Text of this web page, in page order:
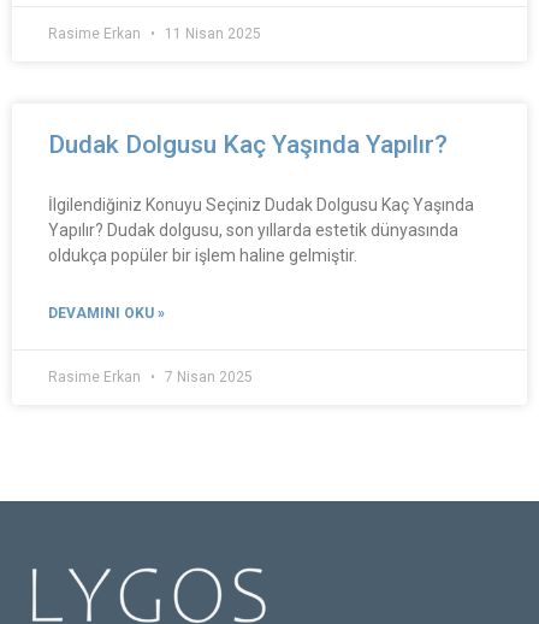
Rasime Erkan 11 Nisan 2025
Dudak Dolgusu Kaç Yaşında Yapılır?
İlgilendiğiniz Konuyu Seçiniz Dudak Dolgusu Kaç Yaşında
Yapılır? Dudak dolgusu, son yıllarda estetik dünyasında
oldukça popüler bir işlem haline gelmiştir.
DEVAMINI OKU »
Rasime Erkan 7 Nisan 2025